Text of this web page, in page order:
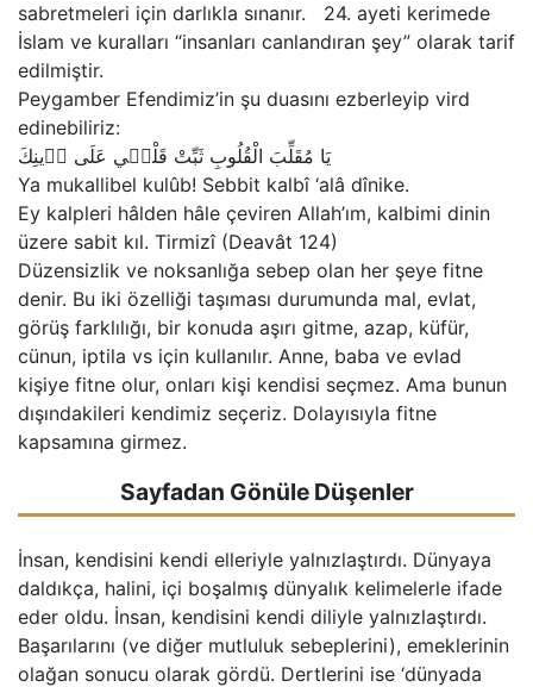
sabretmeleri için darlıkla sınanır.   24. ayeti kerimede
İslam ve kuralları “insanları canlandıran şey” olarak tarif
edilmiştir.
Peygamber Efendimiz’in şu duasını ezberleyip vird
edinebiliriz:
يَا مُقَلِّبَ الْقُلُوبِ ثَبِّتْ قَلْب۪ي عَلَى د۪ينِكَ
Ya mukallibel kulûb! Sebbit kalbî ‘alâ dînike.
Ey kalpleri hâlden hâle çeviren Allah’ım, kalbimi dinin
üzere sabit kıl. Tirmizî (Deavât 124)
Düzensizlik ve noksanlığa sebep olan her şeye fitne
denir. Bu iki özelliği taşıması durumunda mal, evlat,
görüş farklılığı, bir konuda aşırı gitme, azap, küfür,
cünun, iptila vs için kullanılır. Anne, baba ve evlad
kişiye fitne olur, onları kişi kendisi seçmez. Ama bunun
dışındakileri kendimiz seçeriz. Dolayısıyla fitne
Sayfadan Gönüle Düşenler
İnsan, kendisini kendi elleriyle yalnızlaştırdı. Dünyaya
daldıkça, halini, içi boşalmış dünyalık kelimelerle ifade
eder oldu. İnsan, kendisini kendi diliyle yalnızlaştırdı.
Başarılarını (ve diğer mutluluk sebeplerini), emeklerinin
olağan sonucu olarak gördü. Dertlerini ise ‘dünyada